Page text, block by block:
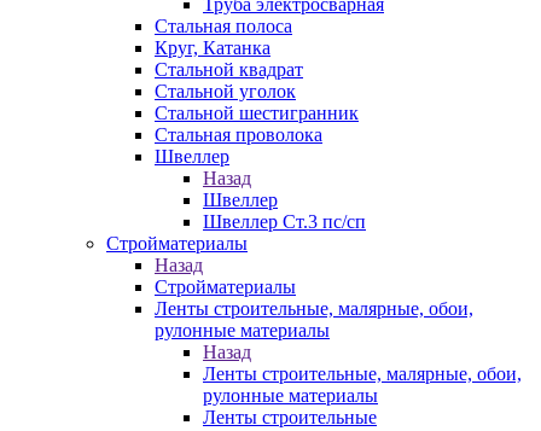
Труба электросварная
Стальная полоса
Круг, Катанка
Стальной квадрат
Стальной уголок
Стальной шестигранник
Стальная проволока
Швеллер
Назад
Швеллер
Швеллер Ст.3 пс/сп
Стройматериалы
Назад
Стройматериалы
Ленты строительные, малярные, обои,
рулонные материалы
Назад
Ленты строительные, малярные, обои,
рулонные материалы
Ленты строительные